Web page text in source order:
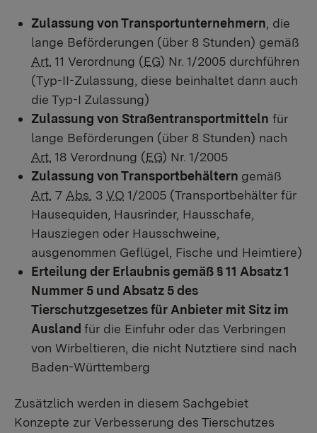
Zulassung von Transportunternehmern, die
lange Beförderungen (über 8 Stunden) gemäß
Art. 11 Verordnung (EG) Nr. 1/2005 durchführen
(Typ-II-Zulassung, diese beinhaltet dann auch
die Typ-I Zulassung)
Zulassung von Straßentransportmitteln für
lange Beförderungen (über 8 Stunden) nach
Art. 18 Verordnung (EG) Nr. 1/2005
Zulassung von Transportbehältern gemäß
Art. 7 Abs. 3 VO 1/2005 (Transportbehälter für
Hausequiden, Hausrinder, Hausschafe,
Hausziegen oder Hausschweine,
ausgenommen Geflügel, Fische und Heimtiere)
Erteilung der Erlaubnis gemäß § 11 Absatz 1
Nummer 5 und Absatz 5 des
Tierschutzgesetzes für Anbieter mit Sitz im
Ausland für die Einfuhr oder das Verbringen
von Wirbeltieren, die nicht Nutztiere sind nach
Baden-Württemberg
Zusätzlich werden in diesem Sachgebiet
Konzepte zur Verbesserung des Tierschutzes